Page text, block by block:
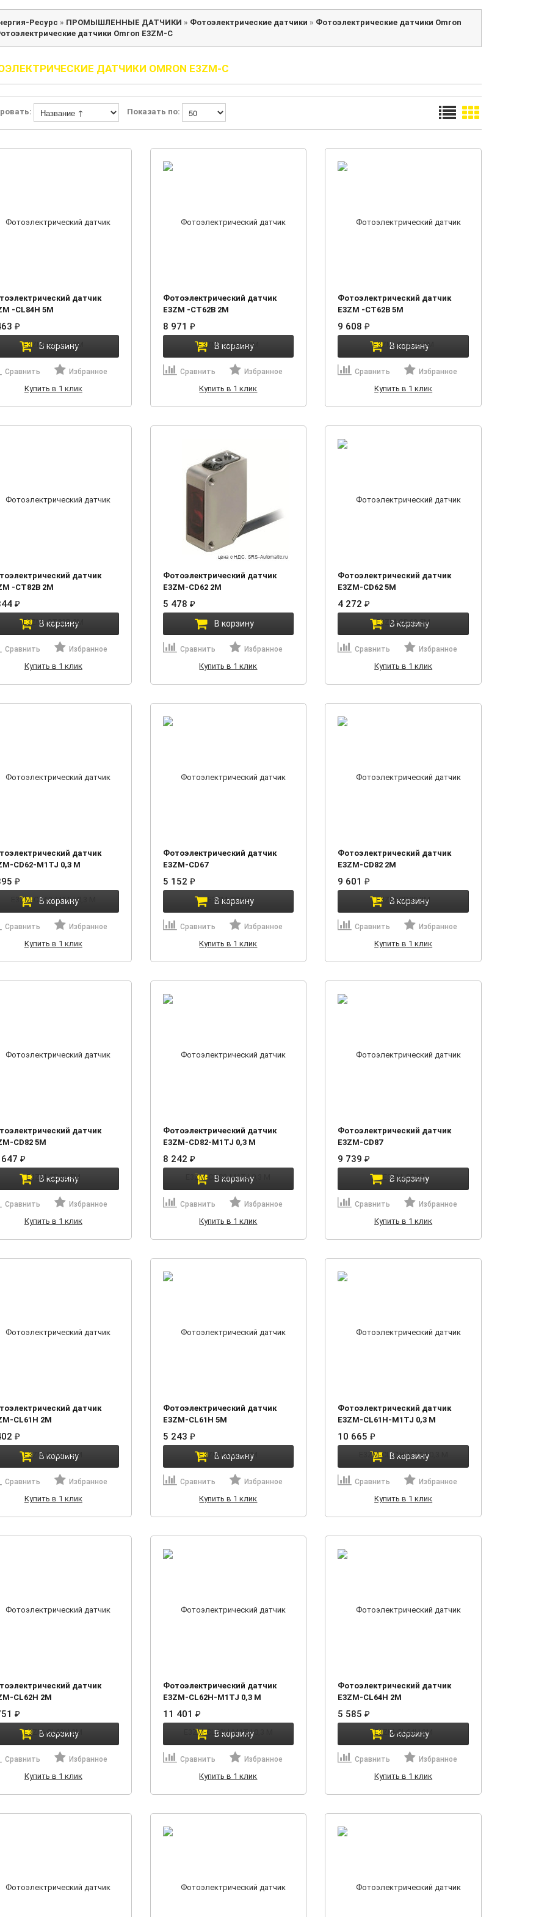
Ресурс » ПРОМЫШЛЕННЫЕ ДАТЧИКИ » Фотоэлектрические датчики » Фотоэлектрические датчики Omron
датчики Omron E3ZM-C
ДАТЧИКИ OMRON E3ZM-C
Показать по:
датчик
-CL84H 5M
₽
В корзину
Сравнить Избранное
Купить в 1 клик
Фотоэлектрический датчик
E3ZM -CT62B 2M
8 971 ₽
В корзину
Сравнить Избранное
Купить в 1 клик
Фотоэлектрический датчик
E3ZM -CT62B 5M
9 608₽
В корзину
Сравнить Избранное
Купить в 1 клик
датчик
-CT82B 2M
₽
В корзину
Сравнить Избранное
Купить в 1 клик
Фотоэлектрический датчик
E3ZM-CD62 2M
5 478 ₽
В корзину
Сравнить Избранное
Купить в 1 клик
Фотоэлектрический датчик
E3ZM-CD62 5M
4 272₽
В корзину
Сравнить Избранное
Купить в 1 клик
датчик
CD62-M1TJ 0,3 М
₽
В корзину
Сравнить Избранное
Купить в 1 клик
Фотоэлектрический датчик
E3ZM-CD67
5 152 ₽
В корзину
Сравнить Избранное
Купить в 1 клик
Фотоэлектрический датчик
E3ZM-CD82 2M
9 601₽
В корзину
Сравнить Избранное
Купить в 1 клик
датчик
CD82 5M
₽
В корзину
Сравнить Избранное
Купить в 1 клик
Фотоэлектрический датчик
E3ZM-CD82-M1TJ 0,3 М
8 242 ₽
В корзину
Сравнить Избранное
Купить в 1 клик
Фотоэлектрический датчик
E3ZM-CD87
9 739₽
В корзину
Сравнить Избранное
Купить в 1 клик
датчик
CL61H 2M
₽
В корзину
Сравнить Избранное
Купить в 1 клик
Фотоэлектрический датчик
E3ZM-CL61H 5M
5 243 ₽
В корзину
Сравнить Избранное
Купить в 1 клик
Фотоэлектрический датчик
E3ZM-CL61H-M1TJ 0,3 М
10 665₽
В корзину
Сравнить Избранное
Купить в 1 клик
датчик
CL62H 2M
₽
В корзину
Сравнить Избранное
Купить в 1 клик
Фотоэлектрический датчик
E3ZM-CL62H-M1TJ 0,3 М
11 401 ₽
В корзину
Сравнить Избранное
Купить в 1 клик
Фотоэлектрический датчик
E3ZM-CL64H 2M
5 585₽
В корзину
Сравнить Избранное
Купить в 1 клик